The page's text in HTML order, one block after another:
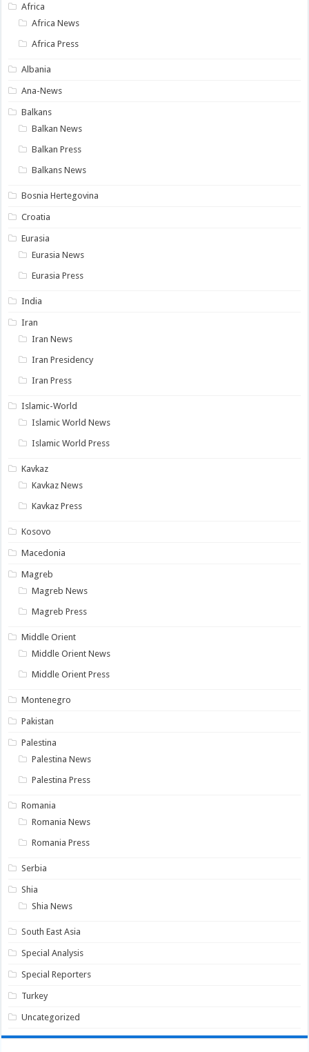
Africa
Africa News
Africa Press
Albania
Ana-News
Balkans
Balkan News
Balkan Press
Balkans News
Bosnia Hertegovina
Croatia
Eurasia
Eurasia News
Eurasia Press
India
Iran
Iran News
Iran Presidency
Iran Press
Islamic-World
Islamic World News
Islamic World Press
Kavkaz
Kavkaz News
Kavkaz Press
Kosovo
Macedonia
Magreb
Magreb News
Magreb Press
Middle Orient
Middle Orient News
Middle Orient Press
Montenegro
Pakistan
Palestina
Palestina News
Palestina Press
Romania
Romania News
Romania Press
Serbia
Shia
Shia News
South East Asia
Special Analysis
Special Reporters
Turkey
Uncategorized